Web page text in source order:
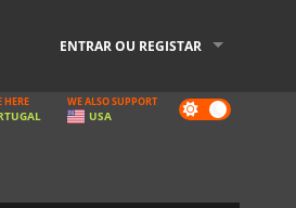
ENTRAR OU REGISTAR
Dark
mode
HERE WE ALSO SUPPORT
USA